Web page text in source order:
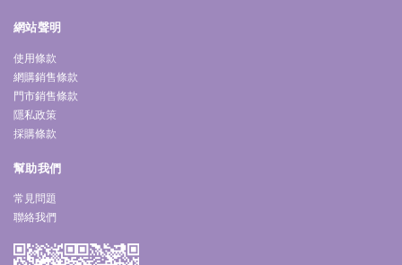
網站聲明
使用條款
網購銷售條款
門市銷售條款
隱私政策
採購條款
幫助我們
常見問題
聯絡我們